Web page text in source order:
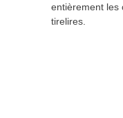
entièrement les
tirelires.